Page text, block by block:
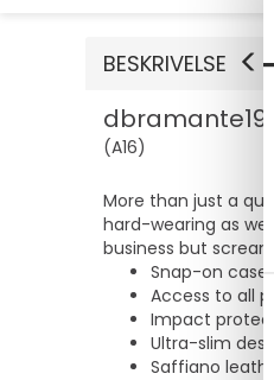
BESKRIVELSE
(A16)
More than just a
hard-wearing as
business but
Snap-on case
Access to all
Impact
Ultra-slim
Saffiano leather